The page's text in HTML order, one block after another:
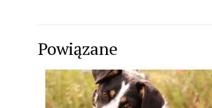
Powiązane